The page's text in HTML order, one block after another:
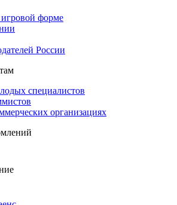
форме
России
специалистов
организациях